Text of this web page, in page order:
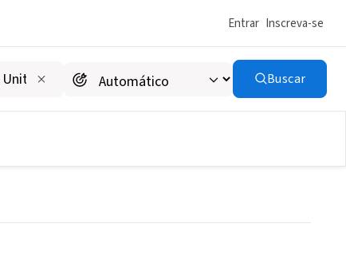
Entrar Inscreva-se
Buscar
DC Chapter